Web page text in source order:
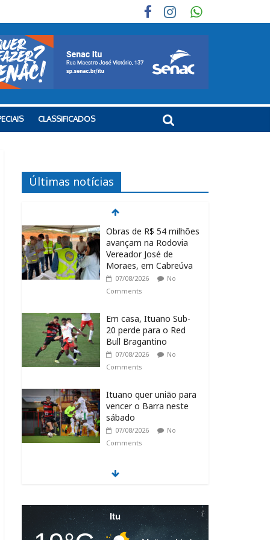
CLASSIFICADOS
Últimas notícias
Obras de R$ 54 milhões
avançam na Rodovia
Vereador José de
Moraes, em Cabreúva
07/08/2026
No
Comments
Em casa, Ituano Sub-
20 perde para o Red
Bull Bragantino
07/08/2026
No
Comments
Ituano quer união para
vencer o Barra neste
sábado
07/08/2026
No
Comments
Feira + Itu acontece
07/08/2026
No
Comments
Itu